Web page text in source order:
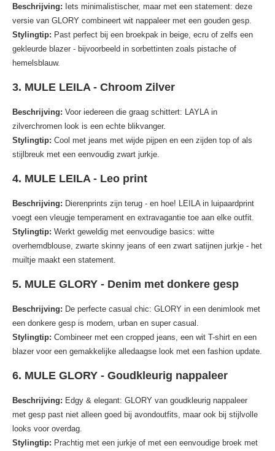
Beschrijving: Iets minimalistischer, maar met een statement: deze
versie van GLORY combineert wit nappaleer met een gouden gesp.
Stylingtip: Past perfect bij een broekpak in beige, ecru of zelfs een
gekleurde blazer - bijvoorbeeld in sorbettinten zoals pistache of
hemelsblauw.
3. MULE LEILA - Chroom Zilver
Beschrijving: Voor iedereen die graag schittert: LAYLA in
zilverchromen look is een echte blikvanger.
Stylingtip: Cool met jeans met wijde pijpen en een zijden top of als
stijlbreuk met een eenvoudig zwart jurkje.
4. MULE LEILA - Leo print
Beschrijving: Dierenprints zijn terug - en hoe! LEILA in luipaardprint
voegt een vleugje temperament en extravagantie toe aan elke outfit.
Stylingtip: Werkt geweldig met eenvoudige basics: witte
overhemdblouse, zwarte skinny jeans of een zwart satijnen jurkje - het
muiltje maakt een statement.
5. MULE GLORY - Denim met donkere gesp
Beschrijving: De perfecte casual chic: GLORY in een denimlook met
een donkere gesp is modern, urban en super casual.
Stylingtip: Combineer met een cropped jeans, een wit T-shirt en een
blazer voor een gemakkelijke alledaagse look met een fashion update.
6. MULE GLORY - Goudkleurig nappaleer
Beschrijving: Edgy & elegant: GLORY van goudkleurig nappaleer
met gesp past niet alleen goed bij avondoutfits, maar ook bij stijlvolle
looks voor overdag.
Stylingtip: Prachtig met een jurkje of met een eenvoudige broek met